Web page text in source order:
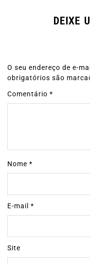
DEIXE
O seu endereço de e-
obrigatórios são
Comentário *
Nome *
E-mail *
Site